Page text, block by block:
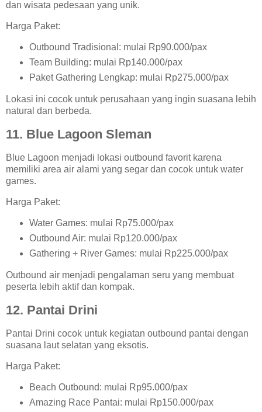
dan wisata pedesaan yang unik.
Harga Paket:
Outbound Tradisional: mulai Rp90.000/pax
Team Building: mulai Rp140.000/pax
Paket Gathering Lengkap: mulai Rp275.000/pax
Lokasi ini cocok untuk perusahaan yang ingin suasana lebih
natural dan berbeda.
11. Blue Lagoon Sleman
Blue Lagoon menjadi lokasi outbound favorit karena
memiliki area air alami yang segar dan cocok untuk water
games.
Harga Paket:
Water Games: mulai Rp75.000/pax
Outbound Air: mulai Rp120.000/pax
Gathering + River Games: mulai Rp225.000/pax
Outbound air menjadi pengalaman seru yang membuat
peserta lebih aktif dan kompak.
12. Pantai Drini
Pantai Drini cocok untuk kegiatan outbound pantai dengan
suasana laut selatan yang eksotis.
Harga Paket:
Beach Outbound: mulai Rp95.000/pax
Amazing Race Pantai: mulai Rp150.000/pax